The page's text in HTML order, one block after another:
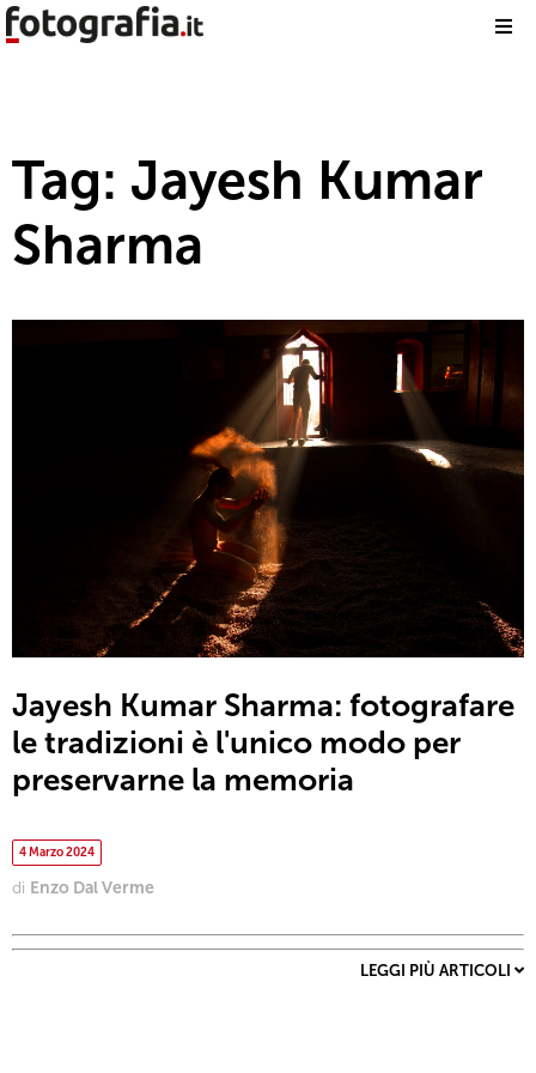
Tag: Jayesh Kumar
Sharma
Jayesh Kumar Sharma: fotografare
le tradizioni è l'unico modo per
preservarne la memoria
4 Marzo 2024
di Enzo Dal Verme
LEGGI PIÙ ARTICOLI